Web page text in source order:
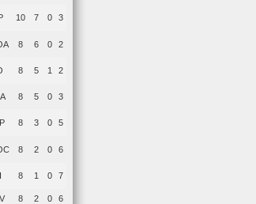
10 7 0 3
8 6 0 2
8 5 1 2
8 5 0 3
8 3 0 5
8 2 0 6
8 1 0 7
8 2 0 6